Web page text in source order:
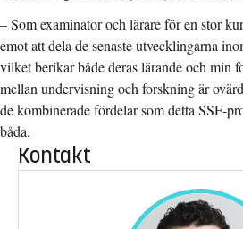
– Som examinator och lärare för en stor
emot att dela de senaste utvecklingarna
vilket berikar både deras lärande och min
mellan undervisning och forskning är
de kombinerade fördelar som detta SSF-
båda.
Kontakt